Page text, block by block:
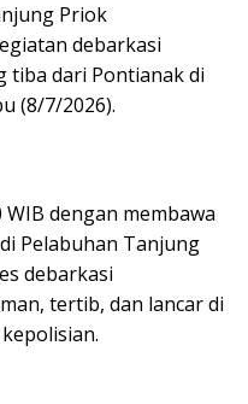
Priok
debarkasi
tiba dari Pontianak di
(8/7/2026).
dengan membawa
Pelabuhan Tanjung
debarkasi
tertib, dan lancar di